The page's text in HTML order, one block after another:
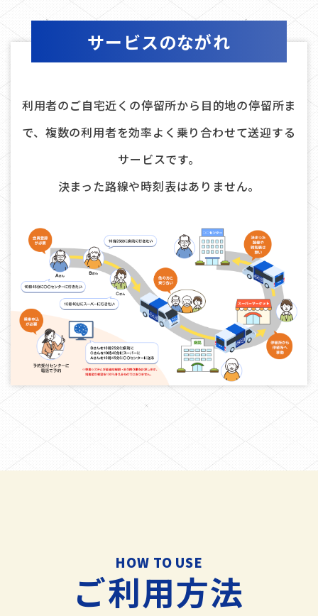
サービスのながれ
利用者のご自宅近くの停留所から目的地の停留所ま
で、複数の利用者を効率よく乗り合わせて送迎する
サービスです。
決まった路線や時刻表はありません。
HOW TO USE
ご利用方法